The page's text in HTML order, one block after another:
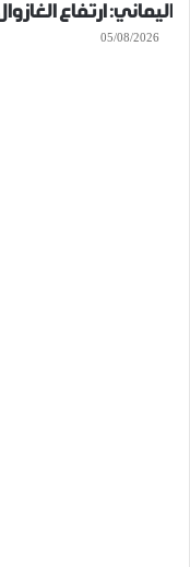
اليماني: ارتفاع
05/08/2026